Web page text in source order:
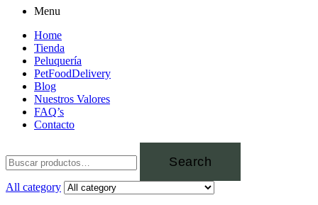
Menu
Home
Tienda
Peluquería
PetFoodDelivery
Blog
Nuestros Valores
FAQ’s
Contacto
Search
All category